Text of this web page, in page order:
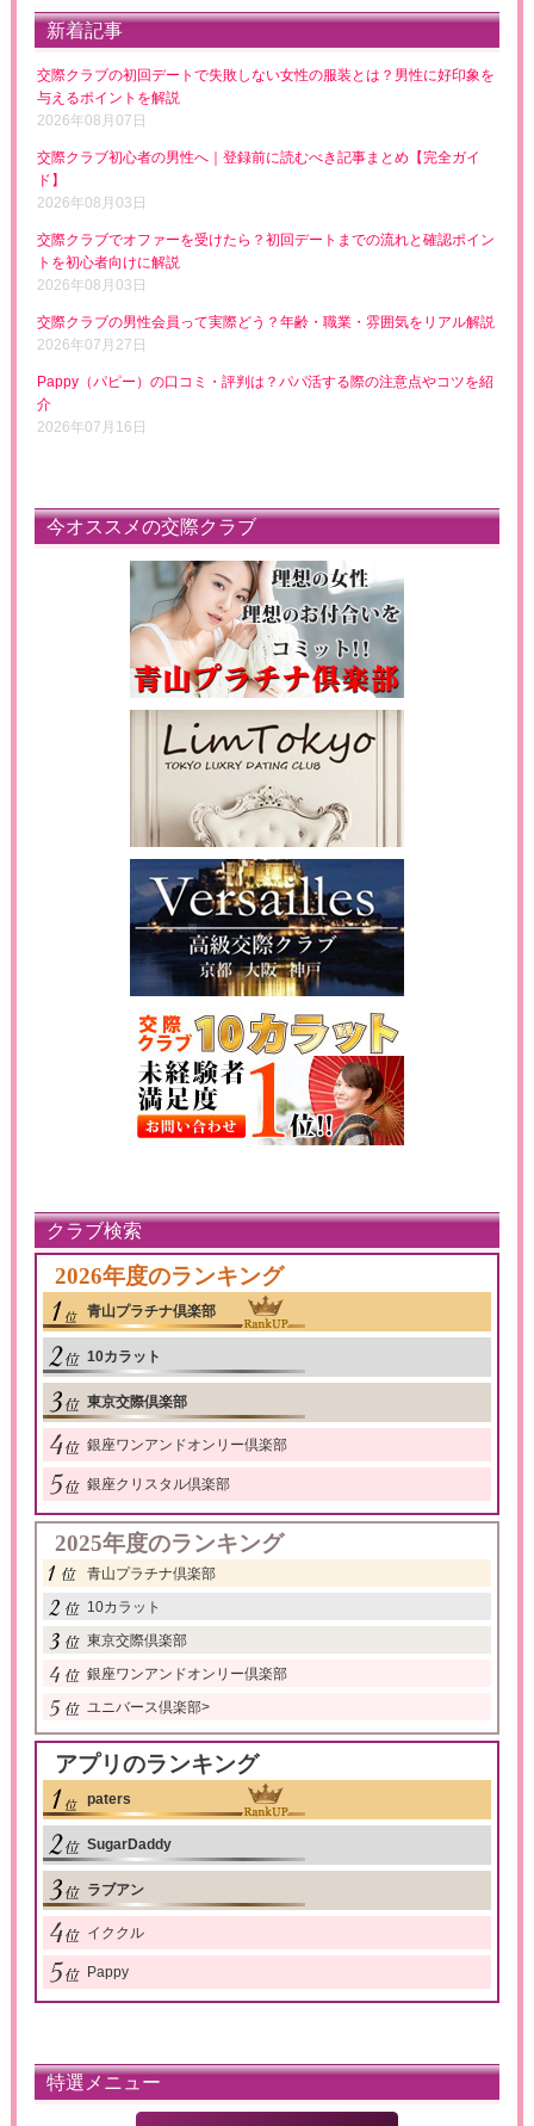
新着記事
交際クラブの初回デートで失敗しない女性の服装とは？男性に好印象を
与えるポイントを解説
2026年08月07日
交際クラブ初心者の男性へ｜登録前に読むべき記事まとめ【完全ガイ
ド】
2026年08月03日
交際クラブでオファーを受けたら？初回デートまでの流れと確認ポイン
トを初心者向けに解説
2026年08月03日
交際クラブの男性会員って実際どう？年齢・職業・雰囲気をリアル解説
2026年07月27日
Pappy（パピー）の口コミ・評判は？パパ活する際の注意点やコツを紹
介
2026年07月16日
今オススメの交際クラブ
クラブ検索
2026年度のランキング
青山プラチナ倶楽部
10カラット
東京交際倶楽部
銀座ワンアンドオンリー倶楽部
銀座クリスタル倶楽部
2025年度のランキング
青山プラチナ倶楽部
10カラット
東京交際倶楽部
銀座ワンアンドオンリー倶楽部
ユニバース倶楽部>
アプリのランキング
paters
SugarDaddy
ラブアン
イククル
Pappy
特選メニュー